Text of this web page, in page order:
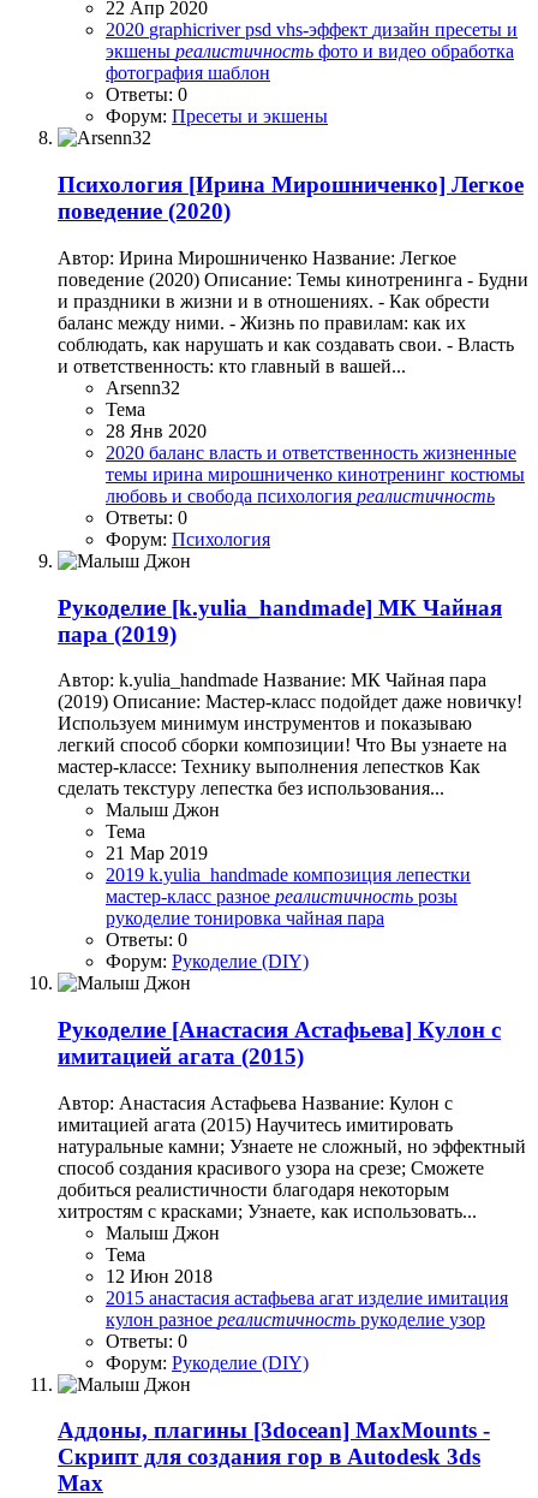
22 Апр 2020
2020 graphicriverpsd vhs-эффект дизайн пресеты и
экшены реалистичность фото и видео обработка
фотография шаблон
Ответы: 0
Форум: Пресеты и экшены
Психология [Ирина Мирошниченко] Легкое
поведение (2020)
Автор: Ирина Мирошниченко Название: Легкое
поведение (2020) Описание: Темы кинотренинга - Будни
и праздники в жизни и в отношениях. - Как обрести
баланс между ними. - Жизнь по правилам: как их
соблюдать, как нарушать и как создавать свои. - Власть
и ответственность: кто главный в вашей...
Arsenn32
Тема
28 Янв 2020
2020 баланс власть и ответственность жизненные
темы ирина мирошниченко кинотренинг костюмы
любовь и свобода психология реалистичность
Ответы: 0
Форум: Психология
Рукоделие [k.yulia_handmade] МК Чайная
пара (2019)
Автор: k.yulia_handmade Название: МК Чайная пара
(2019) Описание: Мастер-класс подойдет даже новичку!
Используем минимум инструментов и показываю
легкий способ сборки композиции! Что Вы узнаете на
мастер-классе: Технику выполнения лепестков Как
сделать текстуру лепестка без использования...
Малыш Джон
Тема
21 Мар 2019
2019 k.yulia_handmade композиция лепестки
мастер-класс разное реалистичность розы
рукоделие тонировка чайная пара
Ответы: 0
Форум: Рукоделие (DIY)
Рукоделие [Aнастасия Астафьева] Кулон с
имитацией агата (2015)
Автор: Aнастасия Астафьева Название: Кулон с
имитацией агата (2015) Научитесь имитировать
натуральные камни; Узнаете не сложный, но эффектный
способ создания красивого узора на срезе; Сможете
добиться реалистичности благодаря некоторым
хитростям с красками; Узнаете, как использовать...
Малыш Джон
Тема
12 Июн 2018
2015 aнастасия астафьева агат изделие имитация
кулон разное реалистичность рукоделие узор
Ответы: 0
Форум: Рукоделие (DIY)
Аддоны, плагины [3docean] MaxMounts -
Скрипт для создания гор в Autodesk 3ds
Max